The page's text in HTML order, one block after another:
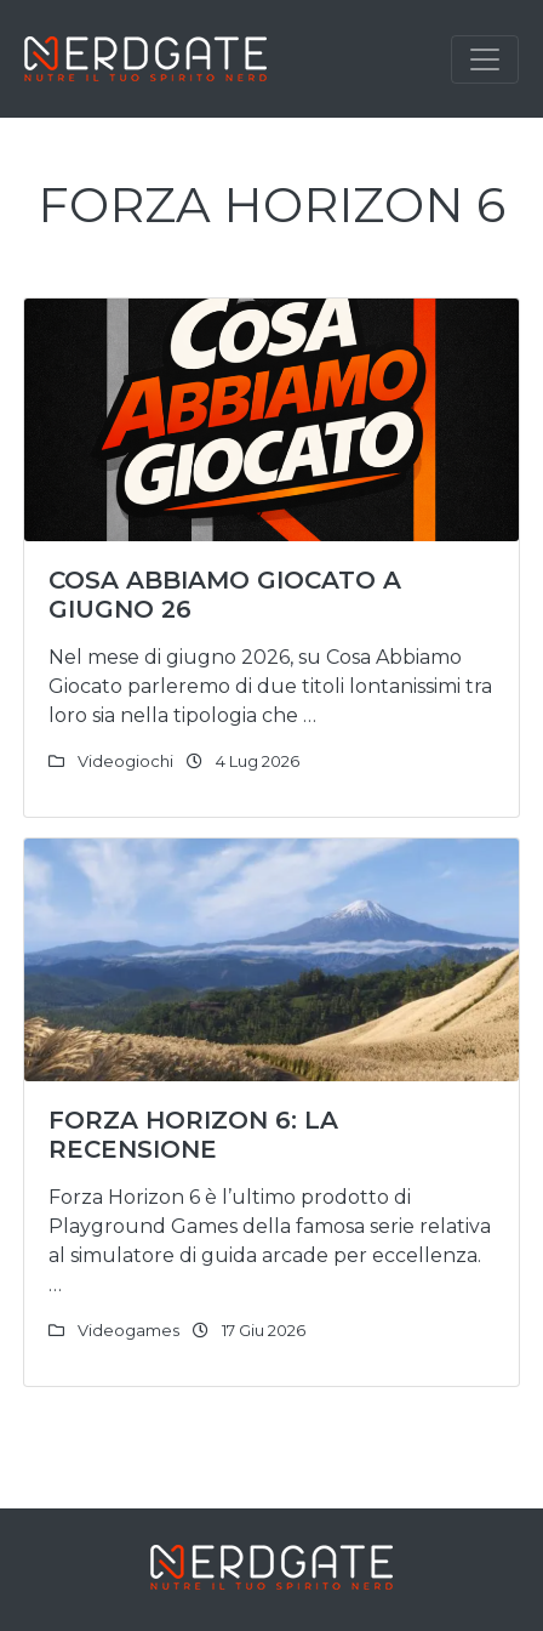
FORZA HORIZON 6
COSA ABBIAMO GIOCATO A
GIUGNO 26
Nel mese di giugno 2026, su Cosa Abbiamo
Giocato parleremo di due titoli lontanissimi tra
loro sia nella tipologia che …
Videogiochi 4 Lug 2026
FORZA HORIZON 6: LA
RECENSIONE
Forza Horizon 6 è l’ultimo prodotto di
Playground Games della famosa serie relativa
al simulatore di guida arcade per eccellenza.
…
Videogames 17 Giu 2026